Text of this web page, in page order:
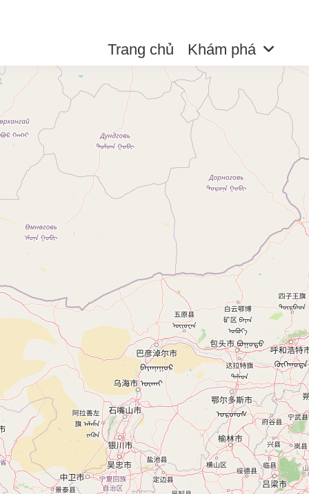
Trang chủ Khám phá